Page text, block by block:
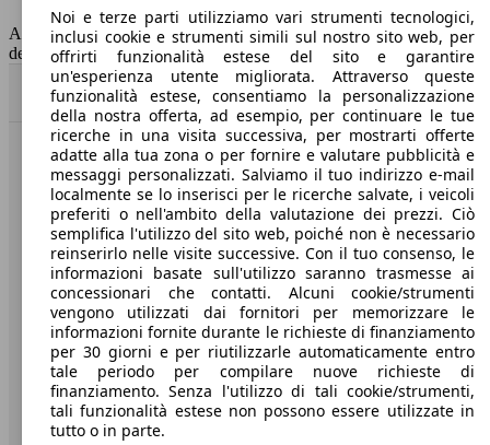
Capacità del serbatoio
50 l
AutoScout24 non si assume alcuna responsabilità per la correttezza
dei dati.
Torna su
Benvenuti su AutoScout24, il mercato auto europeo.
Società
A proposito di AutoScout24
Stampa
Media
Condizioni generali
Informazioni
Noi e terze parti utilizziamo vari strumenti tecnologici,
inclusi cookie e strumenti simili sul nostro sito web, per
offrirti funzionalità estese del sito e garantire
un'esperienza utente migliorata. Attraverso queste
funzionalità estese, consentiamo la personalizzazione
della nostra offerta, ad esempio, per continuare le tue
ricerche in una visita successiva, per mostrarti offerte
adatte alla tua zona o per fornire e valutare pubblicità e
messaggi personalizzati. Salviamo il tuo indirizzo e-mail
localmente se lo inserisci per le ricerche salvate, i veicoli
preferiti o nell'ambito della valutazione dei prezzi. Ciò
semplifica l'utilizzo del sito web, poiché non è necessario
reinserirlo nelle visite successive. Con il tuo consenso, le
informazioni basate sull'utilizzo saranno trasmesse ai
concessionari che contatti. Alcuni cookie/strumenti
vengono utilizzati dai fornitori per memorizzare le
informazioni fornite durante le richieste di finanziamento
per 30 giorni e per riutilizzarle automaticamente entro
tale periodo per compilare nuove richieste di
finanziamento. Senza l'utilizzo di tali cookie/strumenti,
tali funzionalità estese non possono essere utilizzate in
tutto o in parte.